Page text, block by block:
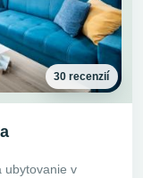
30 recenzií
ubytovanie v